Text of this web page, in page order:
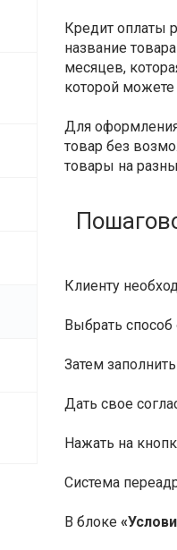
Кредит оплаты
название
месяцев,
которой
Для
товар без
товары на
Клиенту
Выбрать способ
Затем
Дать свое
Нажать на
Система
В блоке